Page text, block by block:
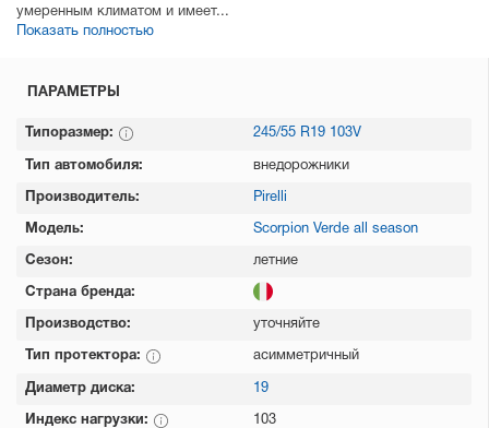
умеренным климатом и имеет...
Показать полностью
ПАРАМЕТРЫ
Типоразмер: 245/55 R19 103V
Тип автомобиля: внедорожники
Производитель: Pirelli
Модель: Scorpion Verde all season
Сезон: летние
Страна бренда:
Производство: уточняйте
Тип протектора: асимметричный
Диаметр диска: 19
Индекс нагрузки: 103